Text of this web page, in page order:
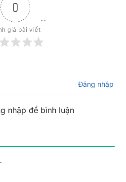
0
giá bài viết
Đăng nhập
nhập để bình luận